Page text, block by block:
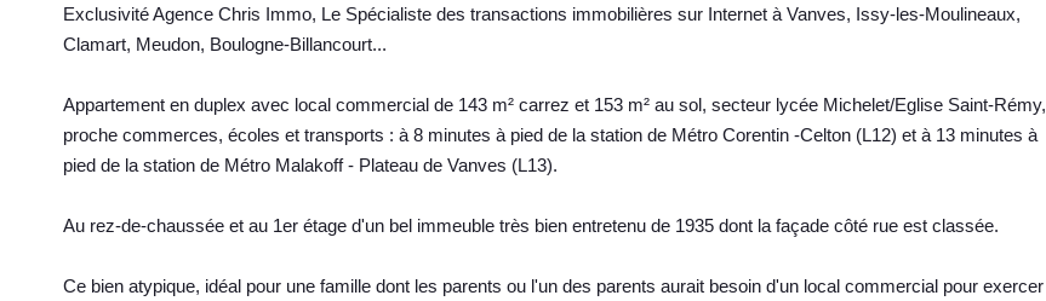
Exclusivité Agence Chris Immo, Le Spécialiste des transactions immobilières sur Internet à Vanves, Issy-les-Moulineaux,
Clamart, Meudon, Boulogne-Billancourt...
Appartement en duplex avec local commercial de 143 m² carrez et 153 m² au sol, secteur lycée Michelet/Eglise Saint-Rémy,
proche commerces, écoles et transports : à 8 minutes à pied de la station de Métro Corentin -Celton (L12) et à 13 minutes à
pied de la station de Métro Malakoff - Plateau de Vanves (L13).
Au rez-de-chaussée et au 1er étage d'un bel immeuble très bien entretenu de 1935 dont la façade côté rue est classée.
Ce bien atypique, idéal pour une famille dont les parents ou l'un des parents aurait besoin d'un local commercial pour exercer